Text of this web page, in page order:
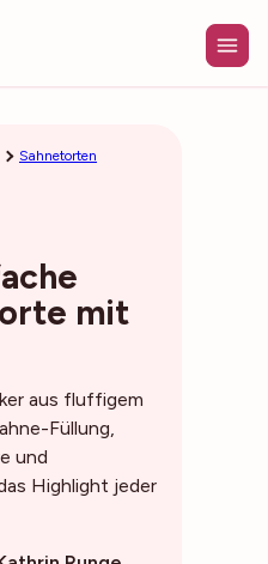
Sahnetorten
mit
aus fluffigem
Füllung,
und
Highlight jeder